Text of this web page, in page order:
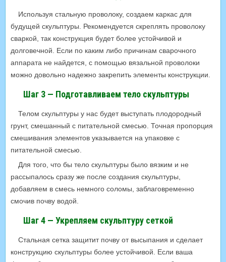
Используя стальную проволоку, создаем каркас для
будущей скульптуры. Рекомендуется скреплять проволоку
сваркой, так конструкция будет более устойчивой и
долговечной. Если по каким либо причинам сварочного
аппарата не найдется, с помощью вязальной проволоки
можно довольно надежно закрепить элементы конструкции.
Шаг 3 — Подготавливаем тело скульптуры
Телом скульптуры у нас будет выступать плодородный
грунт, смешанный с питательной смесью. Точная пропорция
смешивания элементов указывается на упаковке с
питательной смесью.
Для того, что бы тело скульптуры было вязким и не
рассыпалось сразу же после создания скульптуры,
добавляем в смесь немного соломы, заблаговременно
смочив почву водой.
Шаг 4 — Укрепляем скульптуру сеткой
Стальная сетка защитит почву от высыпания и сделает
конструкцию скульптуры более устойчивой. Если ваша